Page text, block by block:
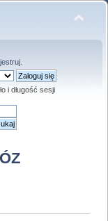
.
i długość sesji